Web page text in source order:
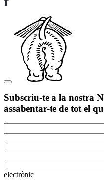
Subscriu-te a la nostra
assabentar-te de tot el
electrònic